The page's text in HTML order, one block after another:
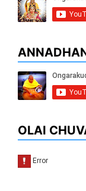
OLAI